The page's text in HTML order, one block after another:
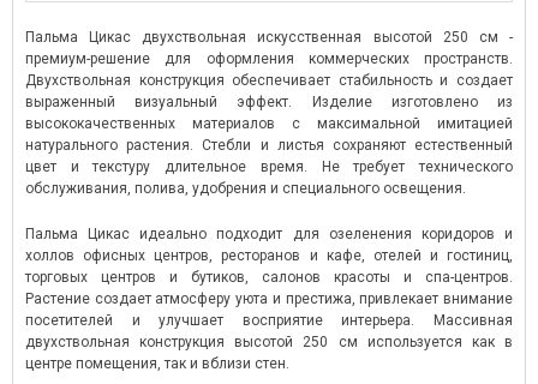
Пальма Цикас двухствольная искусственная высотой 250 см -
премиум-решение для оформления коммерческих пространств.
Двухствольная конструкция обеспечивает стабильность и создает
выраженный визуальный эффект. Изделие изготовлено из
высококачественных материалов с максимальной имитацией
натурального растения. Стебли и листья сохраняют естественный
цвет и текстуру длительное время. Не требует технического
обслуживания, полива, удобрения и специального освещения.
Пальма Цикас идеально подходит для озеленения коридоров и
холлов офисных центров, ресторанов и кафе, отелей и гостиниц,
торговых центров и бутиков, салонов красоты и спа-центров.
Растение создает атмосферу уюта и престижа, привлекает внимание
посетителей и улучшает восприятие интерьера. Массивная
двухствольная конструкция высотой 250 см используется как в
центре помещения, так и вблизи стен.